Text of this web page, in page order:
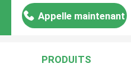
Appelle maintenant
PRODUITS